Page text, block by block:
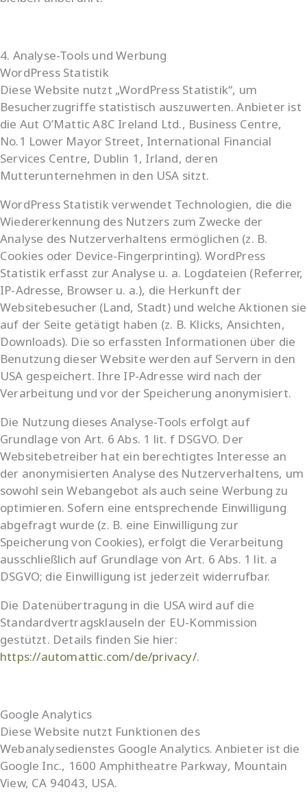
4. Analyse-Tools und Werbung
WordPress Statistik
Diese Website nutzt „WordPress Statistik“, um
Besucherzugriffe statistisch auszuwerten. Anbieter ist
die Aut O’Mattic A8C Ireland Ltd., Business Centre,
No.1 Lower Mayor Street, International Financial
Services Centre, Dublin 1, Irland, deren
Mutterunternehmen in den USA sitzt.
WordPress Statistik verwendet Technologien, die die
Wiedererkennung des Nutzers zum Zwecke der
Analyse des Nutzerverhaltens ermöglichen (z. B.
Cookies oder Device-Fingerprinting). WordPress
Statistik erfasst zur Analyse u. a. Logdateien (Referrer,
IP-Adresse, Browser u. a.), die Herkunft der
Websitebesucher (Land, Stadt) und welche Aktionen sie
auf der Seite getätigt haben (z. B. Klicks, Ansichten,
Downloads). Die so erfassten Informationen über die
Benutzung dieser Website werden auf Servern in den
USA gespeichert. Ihre IP-Adresse wird nach der
Verarbeitung und vor der Speicherung anonymisiert.
Die Nutzung dieses Analyse-Tools erfolgt auf
Grundlage von Art. 6 Abs. 1 lit. f DSGVO. Der
Websitebetreiber hat ein berechtigtes Interesse an
der anonymisierten Analyse des Nutzerverhaltens, um
sowohl sein Webangebot als auch seine Werbung zu
optimieren. Sofern eine entsprechende Einwilligung
abgefragt wurde (z. B. eine Einwilligung zur
Speicherung von Cookies), erfolgt die Verarbeitung
ausschließlich auf Grundlage von Art. 6 Abs. 1 lit. a
DSGVO; die Einwilligung ist jederzeit widerrufbar.
Die Datenübertragung in die USA wird auf die
Standardvertragsklauseln der EU-Kommission
gestützt. Details finden Sie hier:
https://automattic.com/de/privacy/.
Google Analytics
Diese Website nutzt Funktionen des
Webanalysedienstes Google Analytics. Anbieter ist die
Google Inc., 1600 Amphitheatre Parkway, Mountain
View, CA 94043, USA.